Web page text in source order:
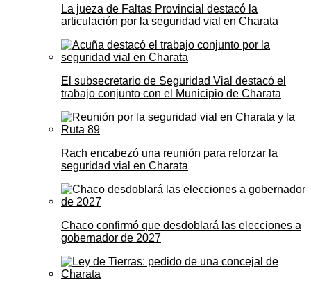
La jueza de Faltas Provincial destacó la
articulación por la seguridad vial en Charata
El subsecretario de Seguridad Vial destacó el
trabajo conjunto con el Municipio de Charata
Rach encabezó una reunión para reforzar la
seguridad vial en Charata
Chaco confirmó que desdoblará las elecciones a
gobernador de 2027